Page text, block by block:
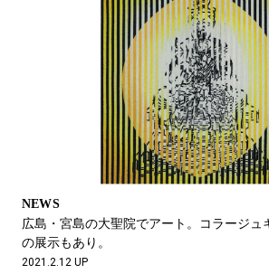
NEWS
広島・宮島の大聖院でアート。コラージュ
の展示もあり。
2021.2.12 UP